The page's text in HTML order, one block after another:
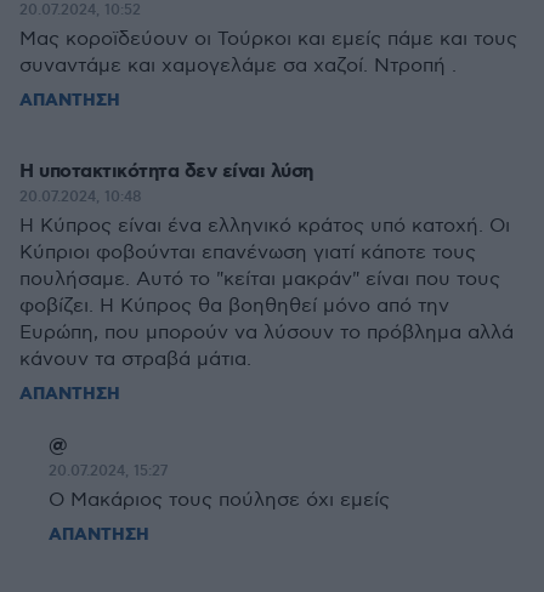
20.07.2024, 10:52
Μας κοροϊδεύουν οι Τούρκοι και εμείς πάμε και τους
συναντάμε και χαμογελάμε σα χαζοί. Ντροπή .
ΑΠΑΝΤΗΣΗ
Η υποτακτικότητα δεν είναι λύση
20.07.2024, 10:48
Η Κύπρος είναι ένα ελληνικό κράτος υπό κατοχή. Οι
Κύπριοι φοβούνται επανένωση γιατί κάποτε τους
πουλήσαμε. Αυτό το "κείται μακράν" είναι που τους
φοβίζει. Η Κύπρος θα βοηθηθεί μόνο από την
Ευρώπη, που μπορούν να λύσουν το πρόβλημα αλλά
κάνουν τα στραβά μάτια.
ΑΠΑΝΤΗΣΗ
@
20.07.2024, 15:27
Ο Μακάριος τους πούλησε όχι εμείς
ΑΠΑΝΤΗΣΗ